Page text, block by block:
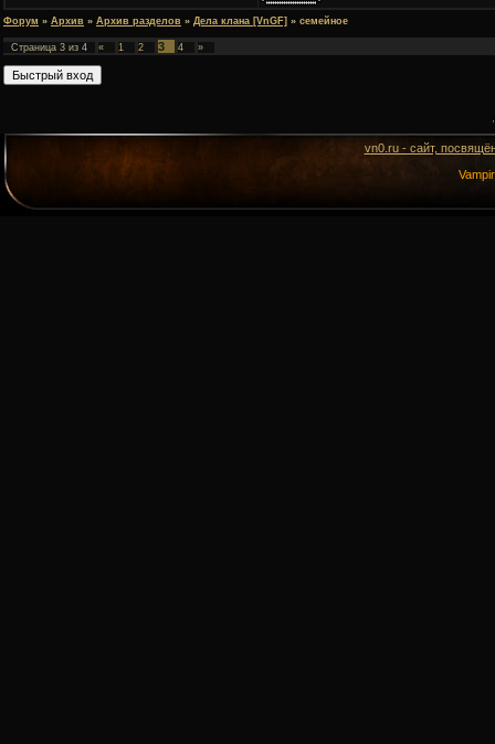
Форум » Архив » Архив разделов » Дела клана [VnGF] » семейное
Страница 3 из 4 « 1 2 3 4 »
vn0.ru - сайт,